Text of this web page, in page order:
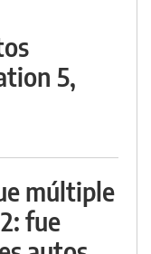
5,
múltiple
fue